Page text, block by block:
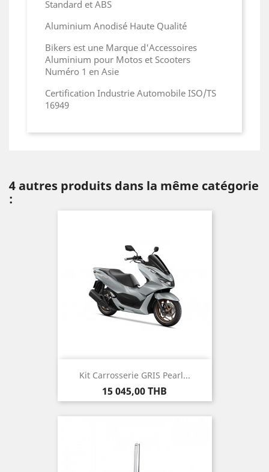
Standard et ABS
Aluminium Anodisé Haute Qualité
Bikers est une Marque d'Accessoires
Aluminium pour Motos et Scooters
Numéro 1 en Asie
Certification Industrie Automobile ISO/TS
16949
4 autres produits dans la même catégorie
:
Kit Carrosserie GRIS Pearl...
Prix
15 045,00 THB